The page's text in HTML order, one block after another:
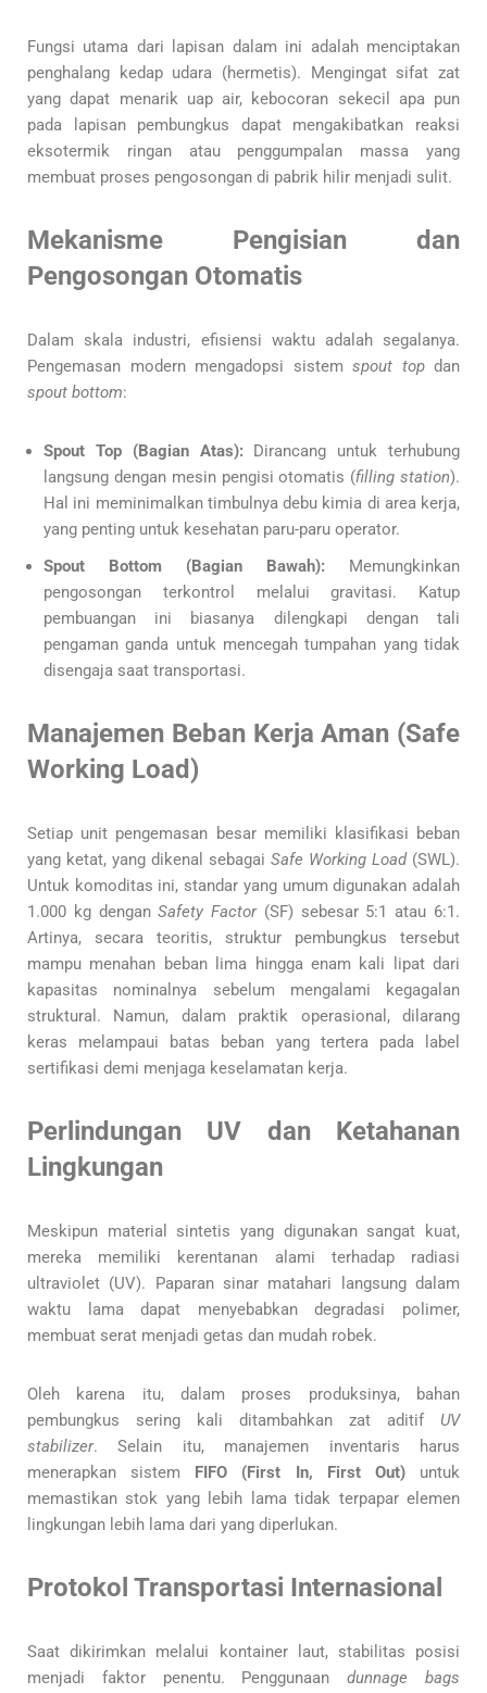
Fungsi utama dari lapisan dalam ini adalah menciptakan
penghalang kedap udara (hermetis). Mengingat sifat zat
yang dapat menarik uap air, kebocoran sekecil apa pun
pada lapisan pembungkus dapat mengakibatkan reaksi
eksotermik ringan atau penggumpalan massa yang
membuat proses pengosongan di pabrik hilir menjadi sulit.
Mekanisme Pengisian dan
Pengosongan Otomatis
Dalam skala industri, efisiensi waktu adalah segalanya.
Pengemasan modern mengadopsi sistem spout topdan
spout bottom:
Spout Top (Bagian Atas): Dirancang untuk terhubung
langsung dengan mesin pengisi otomatis (filling station).
Hal ini meminimalkan timbulnya debu kimia di area kerja,
yang penting untuk kesehatan paru-paru operator.
Spout Bottom (Bagian Bawah): Memungkinkan
pengosongan terkontrol melalui gravitasi. Katup
pembuangan ini biasanya dilengkapi dengan tali
pengaman ganda untuk mencegah tumpahan yang tidak
disengaja saat transportasi.
Manajemen Beban Kerja Aman (Safe
Working Load)
Setiap unit pengemasan besar memiliki klasifikasi beban
yang ketat, yang dikenal sebagai Safe Working Load (SWL).
Untuk komoditas ini, standar yang umum digunakan adalah
1.000 kg denganSafety Factor(SF) sebesar 5:1 atau 6:1.
Artinya, secara teoritis, struktur pembungkus tersebut
mampu menahan beban lima hingga enam kali lipat dari
kapasitas nominalnya sebelum mengalami kegagalan
struktural. Namun, dalam praktik operasional, dilarang
keras melampaui batas beban yang tertera pada label
sertifikasi demi menjaga keselamatan kerja.
Perlindungan UV dan Ketahanan
Lingkungan
Meskipun material sintetis yang digunakan sangat kuat,
mereka memiliki kerentanan alami terhadap radiasi
ultraviolet (UV). Paparan sinar matahari langsung dalam
waktu lama dapat menyebabkan degradasi polimer,
membuat serat menjadi getas dan mudah robek.
Oleh karena itu, dalam proses produksinya, bahan
pembungkus sering kali ditambahkan zat aditif UV
stabilizer. Selain itu, manajemen inventaris harus
menerapkan sistem
FIFO (First In, First Out)untuk
memastikan stok yang lebih lama tidak terpapar elemen
lingkungan lebih lama dari yang diperlukan.
Protokol Transportasi Internasional
Saat dikirimkan melalui kontainer laut, stabilitas posisi
menjadi faktor penentu. Penggunaandunnage bags